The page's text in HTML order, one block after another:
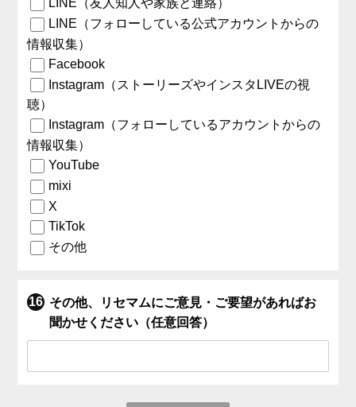
LINE（友人知人や家族と連絡）
LINE（フォローしている公式アカウントからの
情報収集）
Facebook
Instagram（ストーリーズやインスタLIVEの視
聴）
Instagram（フォローしているアカウントからの
情報収集）
YouTube
mixi
X
TikTok
その他
その他、リセマムにご意見・ご要望があればお
聞かせください（任意回答）